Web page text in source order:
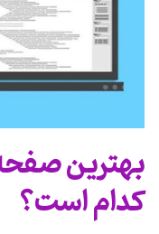
بهترین
کدام است؟